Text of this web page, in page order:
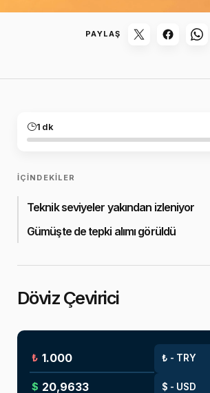
PAYLAŞ
1 dk
İÇINDEKILER
Teknik seviyeler yakından izleniyor
Gümüşte de tepki alımı görüldü
Döviz Çevirici
₺
$